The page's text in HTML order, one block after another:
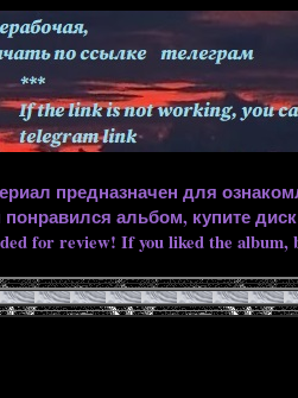
предназначен для
альбом, купите диск
for review! If you liked the album,